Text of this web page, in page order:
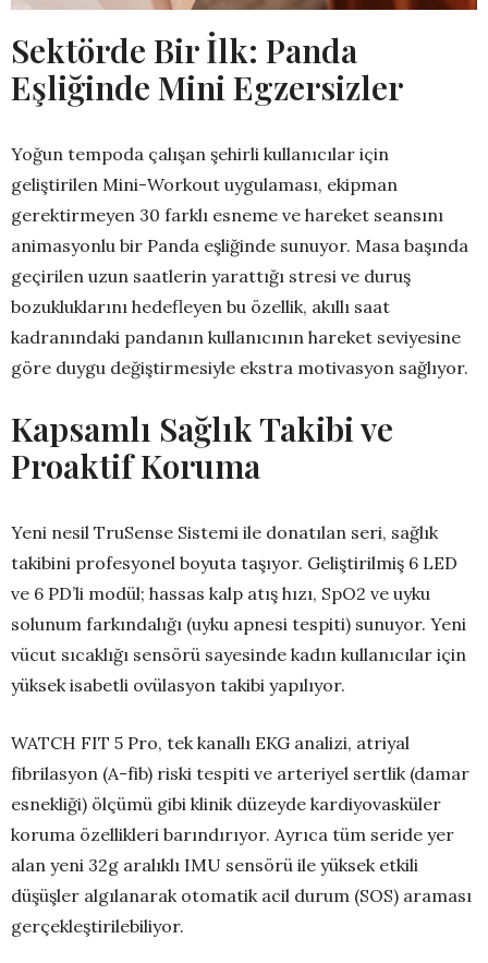
Sektörde Bir İlk: Panda
Eşliğinde Mini Egzersizler
Yoğun tempoda çalışan şehirli kullanıcılar için
geliştirilen Mini-Workout uygulaması, ekipman
gerektirmeyen 30 farklı esneme ve hareket seansını
animasyonlu bir Panda eşliğinde sunuyor. Masa başında
geçirilen uzun saatlerin yarattığı stresi ve duruş
bozukluklarını hedefleyen bu özellik, akıllı saat
kadranındaki pandanın kullanıcının hareket seviyesine
göre duygu değiştirmesiyle ekstra motivasyon sağlıyor.
Kapsamlı Sağlık Takibi ve
Proaktif Koruma
Yeni nesil TruSense Sistemi ile donatılan seri, sağlık
takibini profesyonel boyuta taşıyor. Geliştirilmiş 6 LED
ve 6 PD’li modül; hassas kalp atış hızı, SpO2 ve uyku
solunum farkındalığı (uyku apnesi tespiti) sunuyor. Yeni
vücut sıcaklığı sensörü sayesinde kadın kullanıcılar için
yüksek isabetli ovülasyon takibi yapılıyor.
WATCH FIT 5 Pro, tek kanallı EKG analizi, atriyal
fibrilasyon (A-fib) riski tespiti ve arteriyel sertlik (damar
esnekliği) ölçümü gibi klinik düzeyde kardiyovasküler
koruma özellikleri barındırıyor. Ayrıca tüm seride yer
alan yeni 32g aralıklı IMU sensörü ile yüksek etkili
düşüşler algılanarak otomatik acil durum (SOS) araması
gerçekleştirilebiliyor.